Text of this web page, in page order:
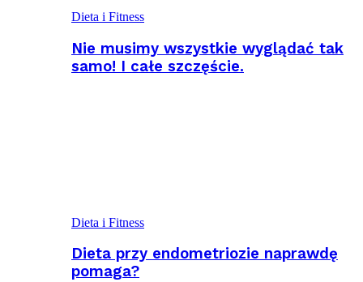
Dieta i Fitness
Nie musimy wszystkie wyglądać tak
samo! I całe szczęście.
Dieta i Fitness
Dieta przy endometriozie naprawdę
pomaga?